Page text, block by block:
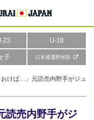
23 U-18
子 日本通運野球部
おけば…」元読売内野手がジュ
読売内野手がジ